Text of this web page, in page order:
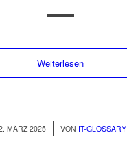
Weiterlesen
MÄRZ 2025
/ VON IT-GLOSSARY